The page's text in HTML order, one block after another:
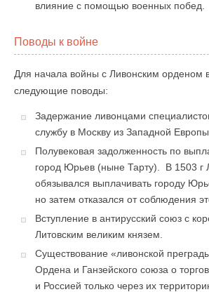
влияние с помощью военных побед.
Поводы к войне
Для начала войны с Ливонским орденом
следующие поводы:
Задержание ливонцами
службу в Москву из Западной
Полувековая задолженность по
город Юрьев (ныне Тарту). В 1503 г
обязывался выплачивать городу
но затем отказался от соблюдения
Вступление в антирусский союз с
Литовским великим князем.
Существование «ливонской
Ордена и Ганзейского союза о
и Россией только через их